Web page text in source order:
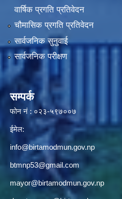
वार्षिक प्रगति प्रतिवेदन
चौमासिक प्रगति प्रतिवेदन
सार्वजनिक सुनुवाई
सार्वजनिक परीक्षण
सम्पर्क
फोन नं : ०२३-५९७००७
ईमेल:
info@birtamodmun.gov.np
btmnp53@gmail.com
mayor@birtamodmun.gov.np